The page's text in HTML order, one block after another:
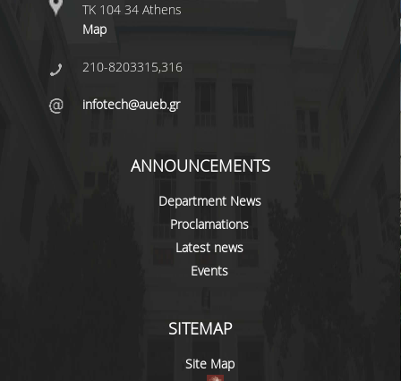
ΤΚ 104 34 Athens
Map
210-8203315,316
infotech@aueb.gr
ANNOUNCEMENTS
Department News
Proclamations
Latest news
Events
SITEMAP
Site Map